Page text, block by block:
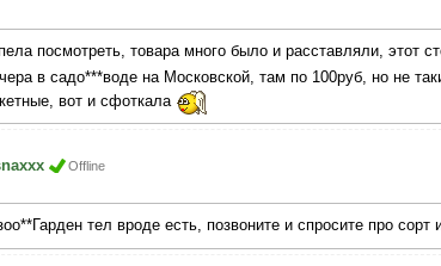
посмотреть, товара много было и расставляли, этот
в садо***воде на Московской, там по 100руб, но не
вот и сфоткала
Offline
тел вроде есть, позвоните и спросите про